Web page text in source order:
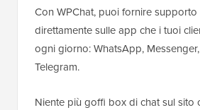
Con WPChat, puoi fornire supporto
direttamente sulle app che i tuoi
ogni giorno: WhatsApp,
Telegram.
Niente più goffi box di chat sul sito